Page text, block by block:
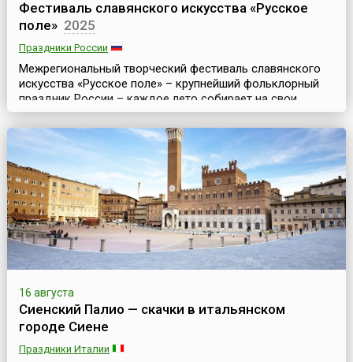
Фестиваль славянского искусства «Русское
поле» 2025
Праздники России
Межрегиональный творческий фестиваль славянского
искусства «Русское поле» – крупнейший фольклорный
праздник России – каждое лето собирает на свои
площадки лучшие фольклорные ансамбли и
ремесленников со всей страны. В последние годы он
проходит на территории музея-заповедника
«Коломенское» в Москве (несколько лет проводился в
музее-заповеднике «Царицыно»). Организатором
мероприятия выступает Департ...
16 августа
Сиенский Палио — скачки в итальянском
городе Сиене
Праздники Италии